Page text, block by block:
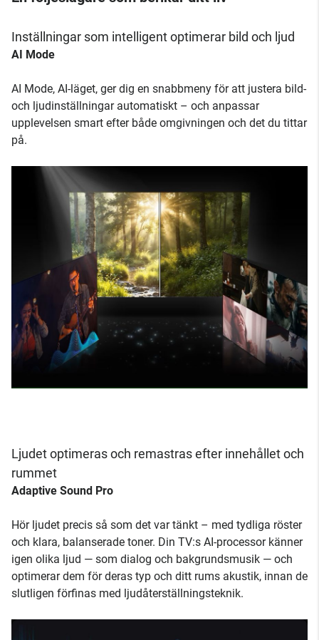
Inställningar som intelligent optimerar bild och ljud
AI Mode
AI Mode, AI-läget, ger dig en snabbmeny för att justera bild-
och ljudinställningar automatiskt – och anpassar
upplevelsen smart efter både omgivningen och det du tittar
på.
Ljudet optimeras och remastras efter innehållet och
rummet
Adaptive Sound Pro
Hör ljudet precis så som det var tänkt – med tydliga röster
och klara, balanserade toner. Din TV:s AI-processor känner
igen olika ljud — som dialog och bakgrundsmusik — och
optimerar dem för deras typ och ditt rums akustik, innan de
slutligen förfinas med ljudåterställningsteknik.